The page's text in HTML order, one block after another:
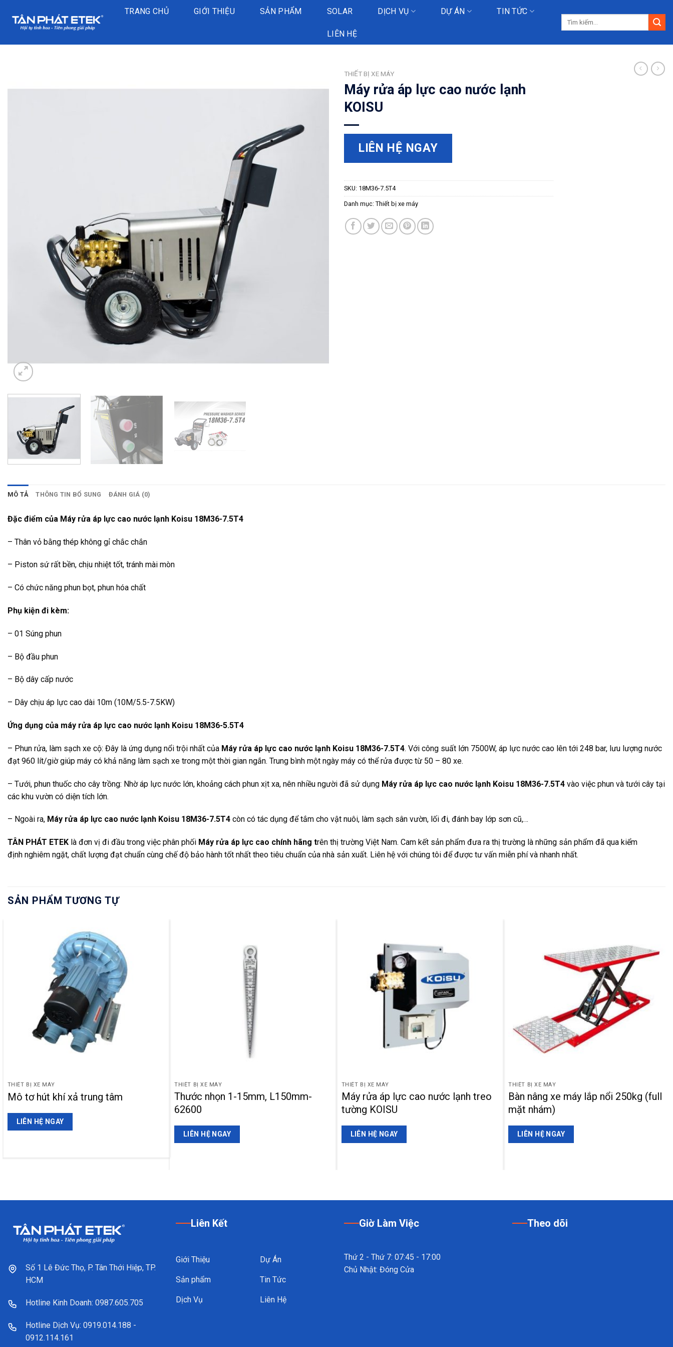
đến
dung
TRANG CHỦ GIỚI THIỆU SẢN PHẨM SOLAR DỊCH VỤ DỰ ÁN TIN TỨC
LIÊN HỆ
Tìm
THIẾT BỊ XE MÁY
Máy rửa áp lực cao nước lạnh
KOISU
LIÊN HỆ NGAY
SKU: 18M36-7.5T4
Danh mục: Thiết bị xe máy
MÔ TẢ THÔNG TIN BỔ SUNG ĐÁNH GIÁ (0)
Đặc điểm của Máy rửa áp lực cao nước lạnh Koisu 18M36-7.5T4
– Thân vỏ bằng thép không gỉ chắc chắn
– Piston sứ rất bền, chịu nhiệt tốt, tránh mài mòn
– Có chức năng phun bọt, phun hóa chất
Phụ kiện đi kèm:
– 01 Súng phun
– Bộ đầu phun
– Bộ dây cấp nước
– Dây chịu áp lực cao dài 10m (10M/5.5-7.5KW)
Ứng dụng của máy rửa áp lực cao nước lạnh Koisu 18M36-5.5T4
– Phun rửa, làm sạch xe cộ: Đây là ứng dụng nổi trội nhất của Máy rửa áp lực cao nước lạnh Koisu 18M36-7.5T4. Với công suất lớn 7500W, áp lực nước cao lên tới 248 bar, lưu lượng nước
đạt 960 lít/giờ giúp máy có khả năng làm sạch xe trong một thời gian ngắn. Trung bình một ngày máy có thể rửa được từ 50 – 80 xe.
– Tưới, phun thuốc cho cây trồng: Nhờ áp lực nước lớn, khoảng cách phun xịt xa, nên nhiều người đã sử dụng Máy rửa áp lực cao nước lạnh Koisu 18M36-7.5T4 vào việc phun và tưới cây tại
các khu vườn có diện tích lớn.
– Ngoài ra, Máy rửa áp lực cao nước lạnh Koisu 18M36-7.5T4 còn có tác dụng để tắm cho vật nuôi, làm sạch sân vườn, lối đi, đánh bay lớp sơn cũ,…
TÂN PHÁT ETEK là đơn vị đi đầu trong việc phân phối Máy rửa áp lực cao chính hãng trên thị trường Việt Nam. Cam kết sản phẩm đưa ra thị trường là những sản phẩm đã qua kiểm
định nghiêm ngặt, chất lượng đạt chuẩn cùng chế độ bảo hành tốt nhất theo tiêu chuẩn của nhà sản xuất. Liên hệ với chúng tôi để được tư vấn miễn phí và nhanh nhất.
SẢN PHẨM TƯƠNG TỰ
THIẾT BỊ XE MÁY
Mô tơ hút khí xả trung tâm
LIÊN HỆ NGAY
THIẾT BỊ XE MÁY
Thước nhọn 1-15mm, L150mm-
62600
LIÊN HỆ NGAY
THIẾT BỊ XE MÁY
Máy rửa áp lực cao nước lạnh treo
tường KOISU
LIÊN HỆ NGAY
THIẾT BỊ XE MÁY
Bàn nâng xe máy lắp nổi 250kg (full
mặt nhám)
LIÊN HỆ NGAY
Số 1 Lê Đức Thọ, P. Tân Thới Hiệp, TP.
HCM
Hotline Kinh Doanh: 0987.605.705
Hotline Dịch Vụ: 0919.014.188 -
0912.114.161
Liên Kết
Giới Thiệu
Sản phẩm
Dịch Vụ
Dự Án
Tin Tức
Liên Hệ
Giờ Làm Việc
Thứ 2 - Thứ 7: 07:45 - 17:00
Chủ Nhật: Đóng Cửa
Theo dõi